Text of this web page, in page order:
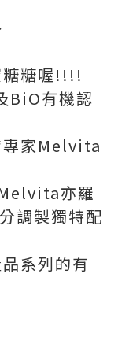
糖糖喔!!!!
BiO有機認
專家Melvita
亦羅
調製獨特配
系列的有